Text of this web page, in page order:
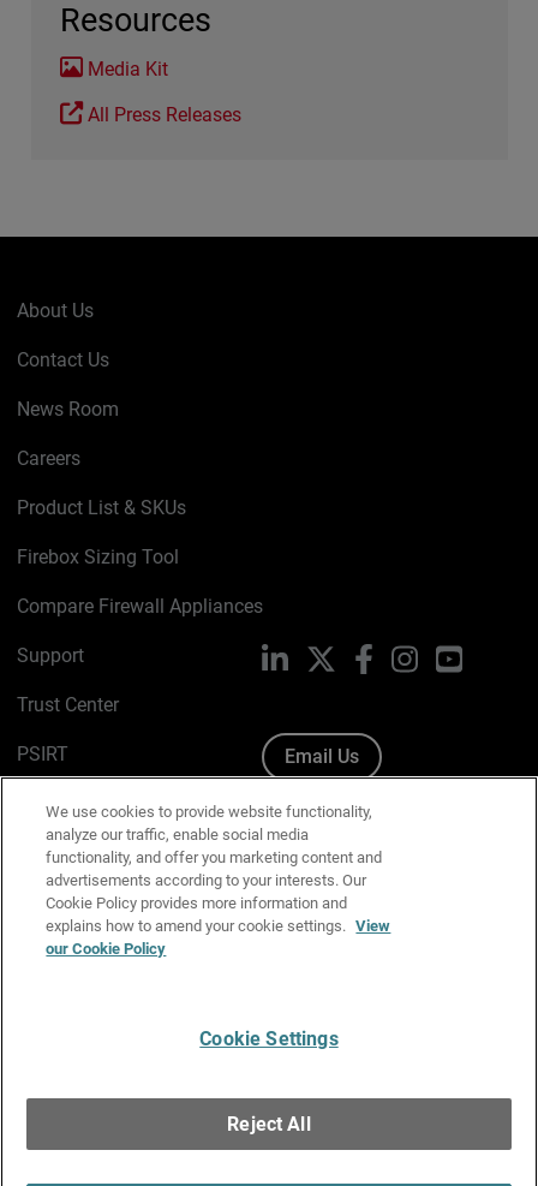
Resources
Media Kit
All Press Releases
About Us
Contact Us
News Room
Careers
Product List & SKUs
Firebox Sizing Tool
Compare Firewall Appliances
Support
Trust Center
PSIRT
Cookie Policy
Privacy Policy
Media & Brand Kit
Manage Email Preferences
LinkedIn FacebookInstagram
Email Us
Rights Reserved.
We use cookies to provide website functionality,
analyze our traffic, enable social media
functionality, and offer you marketing content and
advertisements according to your interests. Our
Cookie Policy provides more information and
explains how to amend your cookie settings. View
our Cookie Policy
Cookie Settings
Reject All